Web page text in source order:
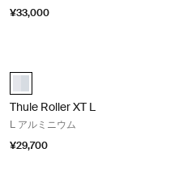
¥33,000
aluminium (selected)
Thule Roller XT L
L アルミニウム
¥29,700